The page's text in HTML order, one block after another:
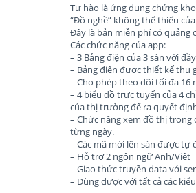
Tự hào là ứng dụng chứng
“Đồ nghề” không thể thiếu
Đây là bản miễn phí có quảng
Các chức năng của app:
– 3 Bảng điện của 3 sàn với
– Bảng điện được thiết kế thu
– Cho phép theo dõi tối đa 16
– 4 biểu đồ trực tuyến của 4
của thị trường để ra quyết
– Chức năng xem đồ thị trong
từng ngày.
– Các mã mới lên sàn được tự
– Hỗ trợ 2 ngôn ngữ Anh/Việt
– Giao thức truyền data với
– Dùng được với tất cả các